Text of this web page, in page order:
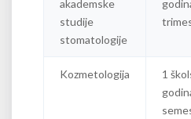
akademske
studije
stomatologije
Kozmetologija
1